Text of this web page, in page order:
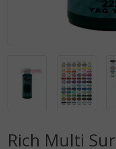
Rich Multi